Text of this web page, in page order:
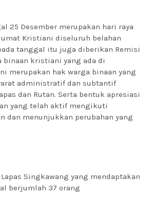
25 Desember merupakan hari raya
Kristiani diseluruh belahan
tanggal itu juga diberikan Remisi
binaan kristiani yang ada di
merupakan hak warga binaan yang
administratif dan subtantif
dan Rutan. Serta bentuk apresiasi
yang telah aktif mengikuti
dan menunjukkan perubahan yang
Singkawang yang mendaptakan
berjumlah 37 orang